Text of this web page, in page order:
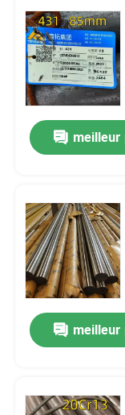
Demandez un
Feuille laminée
Plaque d'acier
bobine de
Tube soudé
Tube sans
Barre ronde
meilleur
meilleur